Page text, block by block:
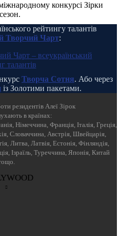
конкурсі Зірки
рейтингу талантів
Творчий Чарт:
Творча Сотня. Або через
із Золотими пакетами.
резидентів Алеї Зірок
в країнах:
Німеччина, Франція, Італія, Греція,
Словаччина, Австрія, Швейцарія,
Литва, Латвія, Естонія, Фінляндія,
Ізраїль, Туреччина, Японія, Китай